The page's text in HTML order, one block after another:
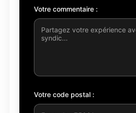
Votre commentaire :
Votre code postal :